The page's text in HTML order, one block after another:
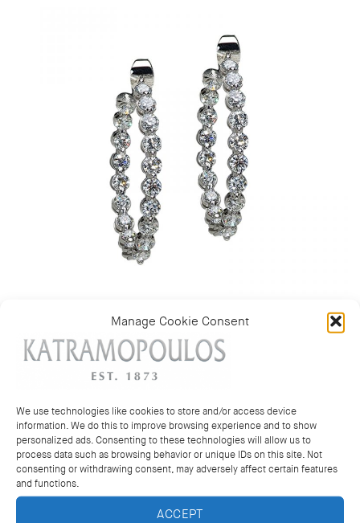
Manage Cookie Consent
We use technologies like cookies to store and/or access device
information. We do this to improve browsing experience and to show
personalized ads. Consenting to these technologies will allow us to
process data such as browsing behavior or unique IDs on this site. Not
consenting or withdrawing consent, may adversely affect certain features
and functions.
ACCEPT
Κατηγορία:ΣΚΟΥΛΑΡΙΚΙΑ